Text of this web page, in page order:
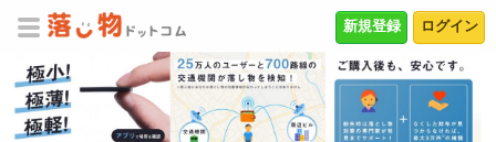
ログイン
新規登録